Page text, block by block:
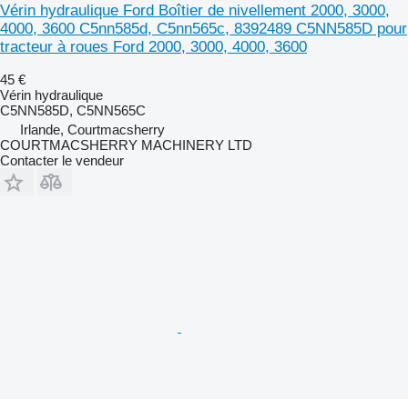
Vérin hydraulique Ford Boîtier de nivellement 2000, 3000,
4000, 3600 C5nn585d, C5nn565c, 8392489 C5NN585D pour
tracteur à roues Ford 2000, 3000, 4000, 3600
45 €
Vérin hydraulique
C5NN585D, C5NN565C
Irlande, Courtmacsherry
COURTMACSHERRY MACHINERY LTD
Contacter le vendeur